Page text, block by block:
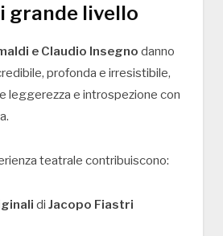
grande livello
e Claudio Insegno danno
profonda e irresistibile,
leggerezza e introspezione con
teatrale contribuiscono:
di Jacopo Fiastri